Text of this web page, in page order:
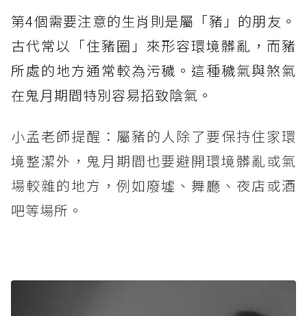
第4個需要注意的生肖則是屬「豬」的朋友。
古代常以「住豬圈」來形容環境髒亂，而豬
所處的地方通常較為污穢。這種穢氣與煞氣
在鬼月期間特別容易招致陰氣。
小孟老師提醒：屬豬的人除了要保持住家環
境整潔外，鬼月期間也要避開環境髒亂或氣
場較雜的地方，例如廢墟、舞廳、夜店或酒
吧等場所。